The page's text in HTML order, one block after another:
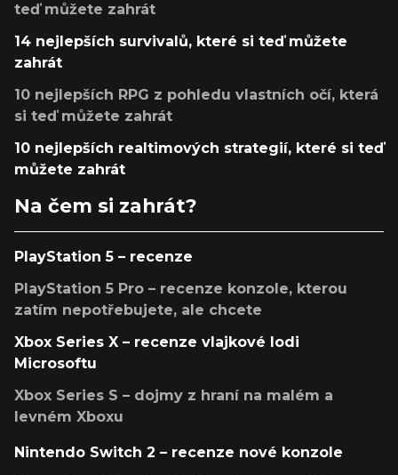
teď můžete zahrát
14 nejlepších survivalů, které si teď můžete
zahrát
10 nejlepších RPG z pohledu vlastních očí, která
si teď můžete zahrát
10 nejlepších realtimových strategií, které si teď
můžete zahrát
Na čem si zahrát?
PlayStation 5 – recenze
PlayStation 5 Pro – recenze konzole, kterou
zatím nepotřebujete, ale chcete
Xbox Series X – recenze vlajkové lodi
Microsoftu
Xbox Series S – dojmy z hraní na malém a
levném Xboxu
Nintendo Switch 2 – recenze nové konzole